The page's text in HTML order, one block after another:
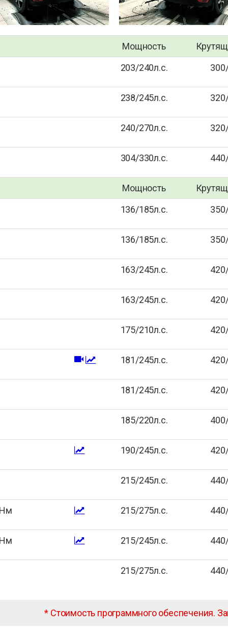
Мощность
203/240л.с.
238/245л.с.
240/270л.с.
304/330л.с.
Мощность
136/185л.с.
136/185л.с.
163/245л.с.
163/245л.с.
175/210л.с.
181/245л.с.
181/245л.с.
185/220л.с.
190/245л.с.
215/245л.с.
215/275л.с.
215/245л.с.
215/275л.с.
* Стоимость программного обеспечения.